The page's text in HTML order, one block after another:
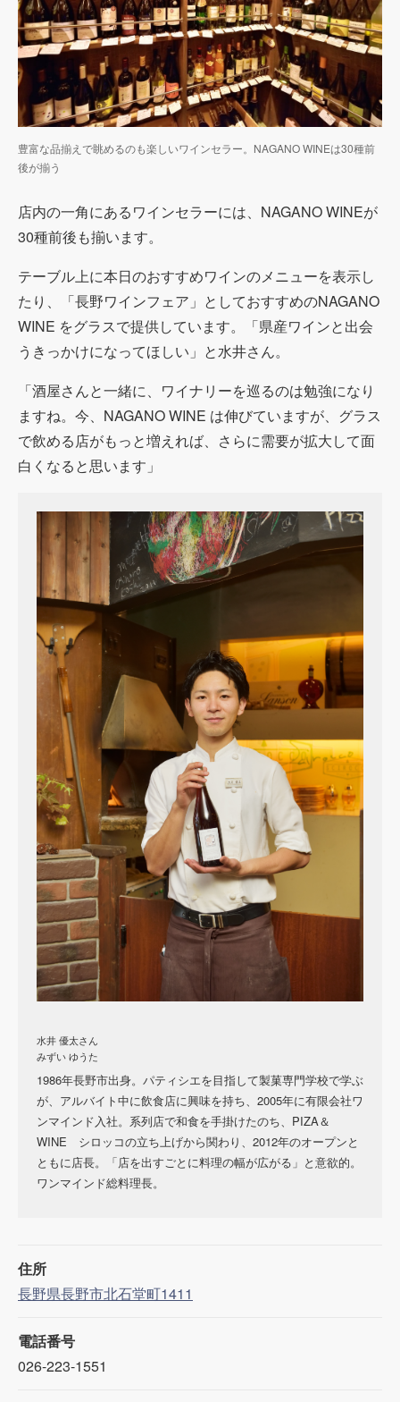
豊富な品揃えで眺めるのも楽しいワインセラー。NAGANO WINEは30種前
後が揃う
店内の一角にあるワインセラーには、NAGANO WINEが
30種前後も揃います。
テーブル上に本日のおすすめワインのメニューを表示し
たり、「長野ワインフェア」としておすすめのNAGANO
WINE をグラスで提供しています。「県産ワインと出会
うきっかけになってほしい」と水井さん。
「酒屋さんと一緒に、ワイナリーを巡るのは勉強になり
ますね。今、NAGANO WINE は伸びていますが、グラス
で飲める店がもっと増えれば、さらに需要が拡大して面
白くなると思います」
水井 優太さん
みずい ゆうた
1986年長野市出身。パティシエを目指して製菓専門学校で学ぶ
が、アルバイト中に飲食店に興味を持ち、2005年に有限会社ワ
ンマインド入社。系列店で和食を手掛けたのち、PIZA＆
WINE シロッコの立ち上げから関わり、2012年のオープンと
ともに店長。「店を出すごとに料理の幅が広がる」と意欲的。
ワンマインド総料理長。
住所
長野県長野市北石堂町1411
電話番号
026-223-1551